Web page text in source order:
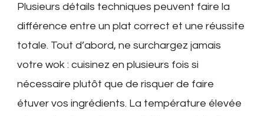
Plusieurs détails techniques peuvent faire la
différence entre un plat correct et une réussite
totale. Tout d’abord, ne surchargez jamais
votre wok : cuisinez en plusieurs fois si
nécessaire plutôt que de risquer de faire
étuver vos ingrédients. La température élevée